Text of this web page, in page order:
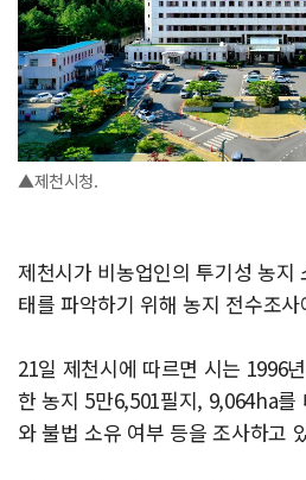
▲제천시청.
제천시가 비농업인의 투기성 농지
태를 파악하기 위해 농지 전수조
21일 제천시에 따르면 시는 1996
한 농지 5만6,501필지, 9,064ha를
와 불법 소유 여부 등을 조사하고